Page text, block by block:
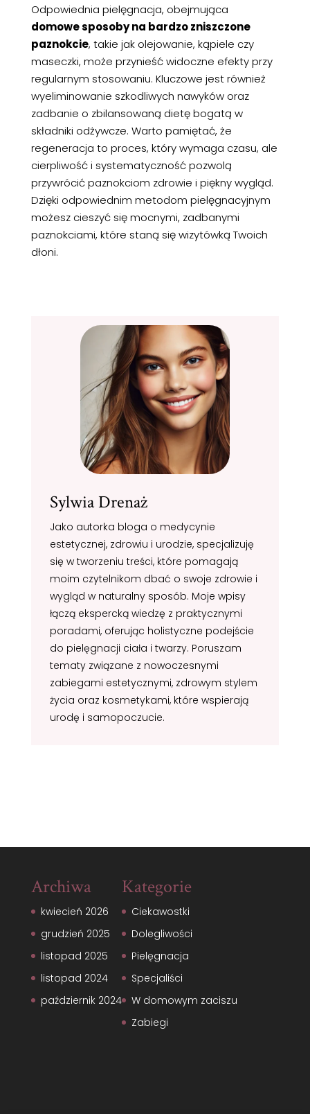
Odpowiednia pielęgnacja, obejmująca
domowe sposoby na bardzo zniszczone
paznokcie, takie jak olejowanie, kąpiele czy
maseczki, może przynieść widoczne efekty przy
regularnym stosowaniu. Kluczowe jest również
wyeliminowanie szkodliwych nawyków oraz
zadbanie o zbilansowaną dietę bogatą w
składniki odżywcze. Warto pamiętać, że
regeneracja to proces, który wymaga czasu, ale
cierpliwość i systematyczność pozwolą
przywrócić paznokciom zdrowie i piękny wygląd.
Dzięki odpowiednim metodom pielęgnacyjnym
możesz cieszyć się mocnymi, zadbanymi
paznokciami, które staną się wizytówką Twoich
dłoni.
Sylwia Drenaż
Jako autorka bloga o medycynie
estetycznej, zdrowiu i urodzie, specjalizuję
się w tworzeniu treści, które pomagają
moim czytelnikom dbać o swoje zdrowie i
wygląd w naturalny sposób. Moje wpisy
łączą ekspercką wiedzę z praktycznymi
poradami, oferując holistyczne podejście
do pielęgnacji ciała i twarzy. Poruszam
tematy związane z nowoczesnymi
zabiegami estetycznymi, zdrowym stylem
życia oraz kosmetykami, które wspierają
urodę i samopoczucie.
Archiwa
kwiecień 2026
grudzień 2025
listopad 2025
listopad 2024
październik 2024
Kategorie
Ciekawostki
Dolegliwości
Pielęgnacja
Specjaliści
W domowym zaciszu
Zabiegi